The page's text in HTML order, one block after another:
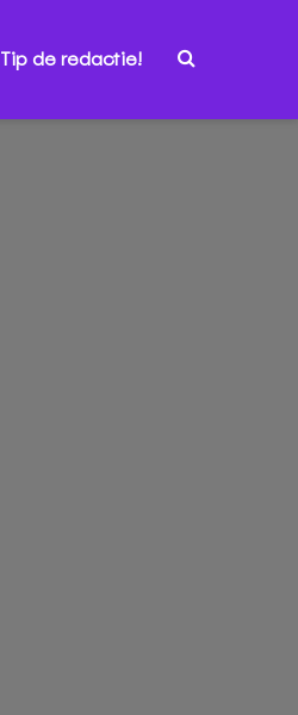
Tip de redactie!